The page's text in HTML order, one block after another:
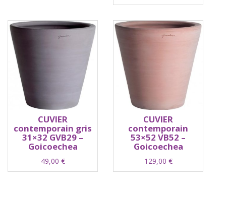
CUVIER
contemporain gris
31×32 GVB29 –
Goicoechea
49,00 €
CUVIER
contemporain
53×52 VB52 –
Goicoechea
129,00 €